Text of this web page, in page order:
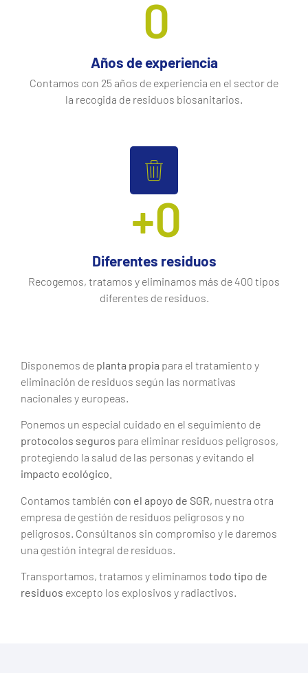
0
Años de experiencia
Contamos con 25 años de experiencia en el sector de
la recogida de residuos biosanitarios.
+0
Diferentes residuos
Recogemos, tratamos y eliminamos más de 400 tipos
diferentes de residuos.
Disponemos de planta propia para el tratamiento y
eliminación de residuos según las normativas
nacionales y europeas.
Ponemos un especial cuidado en el seguimiento de
protocolos seguros para eliminar residuos peligrosos,
protegiendo la salud de las personas y evitando el
impacto ecológico.
Contamos también con el apoyo de SGR, nuestra otra
empresa de gestión de residuos peligrosos y no
peligrosos. Consúltanos sin compromiso y le daremos
una gestión integral de residuos.
Transportamos, tratamos y eliminamos todo tipo de
residuos excepto los explosivos y radiactivos.